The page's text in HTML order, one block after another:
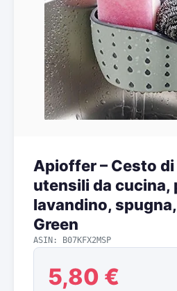
Apioffer – Cesto
utensili da cucina,
lavandino,
Green
ASIN: B07KFX2MSP
5,80 €